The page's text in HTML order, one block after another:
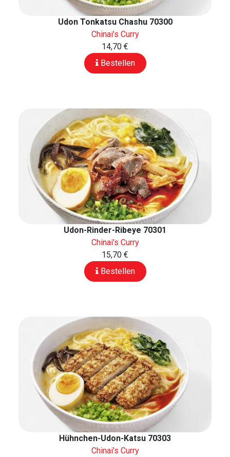
Udon Tonkatsu Chashu 70300
Chinai's Curry
14,70 €
Bestellen
Udon-Rinder-Ribeye 70301
Chinai's Curry
15,70 €
Bestellen
Hühnchen-Udon-Katsu 70303
Chinai's Curry